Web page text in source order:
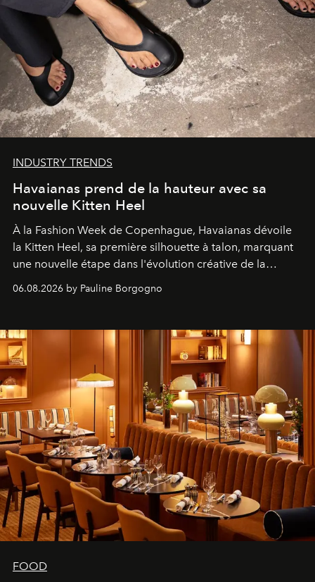
INDUSTRY TRENDS
Havaianas prend de la hauteur avec sa
nouvelle Kitten Heel
À la Fashion Week de Copenhague, Havaianas dévoile
la Kitten Heel, sa première silhouette à talon, marquant
une nouvelle étape dans l'évolution créative de la
06.08.2026 by Pauline Borgogno
FOOD